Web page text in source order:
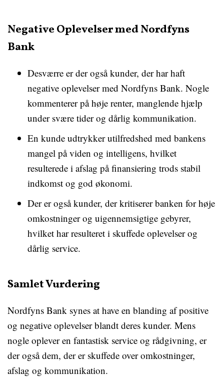
Negative Oplevelser med Nordfyns
Bank
Desværre er der også kunder, der har haft
negative oplevelser med Nordfyns Bank. Nogle
kommenterer på høje renter, manglende hjælp
under svære tider og dårlig kommunikation.
En kunde udtrykker utilfredshed med bankens
mangel på viden og intelligens, hvilket
resulterede i afslag på finansiering trods stabil
indkomst og god økonomi.
Der er også kunder, der kritiserer banken for høje
omkostninger og uigennemsigtige gebyrer,
hvilket har resulteret i skuffede oplevelser og
dårlig service.
Samlet Vurdering
Nordfyns Bank synes at have en blanding af positive
og negative oplevelser blandt deres kunder. Mens
nogle oplever en fantastisk service og rådgivning, er
der også dem, der er skuffede over omkostninger,
afslag og kommunikation.